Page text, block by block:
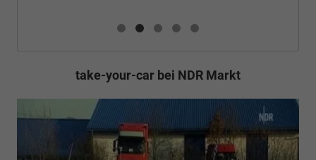
take-your-car bei NDR Markt